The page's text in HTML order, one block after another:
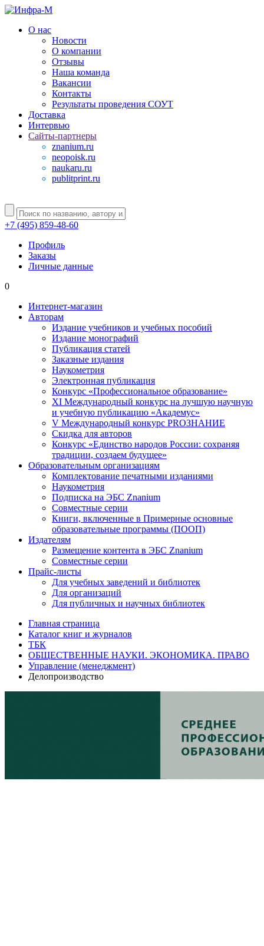
О нас
Новости
О компании
Отзывы
Наша команда
Вакансии
Контакты
Результаты проведения СОУТ
Доставка
Интервью
Сайты-партнеры
znanium.ru
neopoisk.ru
naukaru.ru
publitprint.ru
+7 (495) 859-48-60
Профиль
Заказы
Личные данные
0
Интернет-магазин
Авторам
Издание учебников и учебных пособий
Издание монографий
Публикация статей
Заказные издания
Наукометрия
Электронная публикация
Конкурс «Профессиональное образование»
XI Международный конкурс на лучшую научную
и учебную публикацию «Академус»
V Международный конкурс PROЗНАНИЕ
Скидка для авторов
Конкурс «Единство народов России: сохраняя
традиции, создаем будущее»
Образовательным организациям
Комплектование печатными изданиями
Наукометрия
Подписка на ЭБС Znanium
Совместные серии
Книги, включенные в Примерные основные
образовательные программы (ПООП)
Издателям
Размещение контента в ЭБС Znanium
Совместные серии
Прайс-листы
Для учебных заведений и библиотек
Для организаций
Для публичных и научных библиотек
Главная страница
Каталог книг и журналов
ТБК
ОБЩЕСТВЕННЫЕ НАУКИ. ЭКОНОМИКА. ПРАВО
Управление (менеджмент)
Делопроизводство